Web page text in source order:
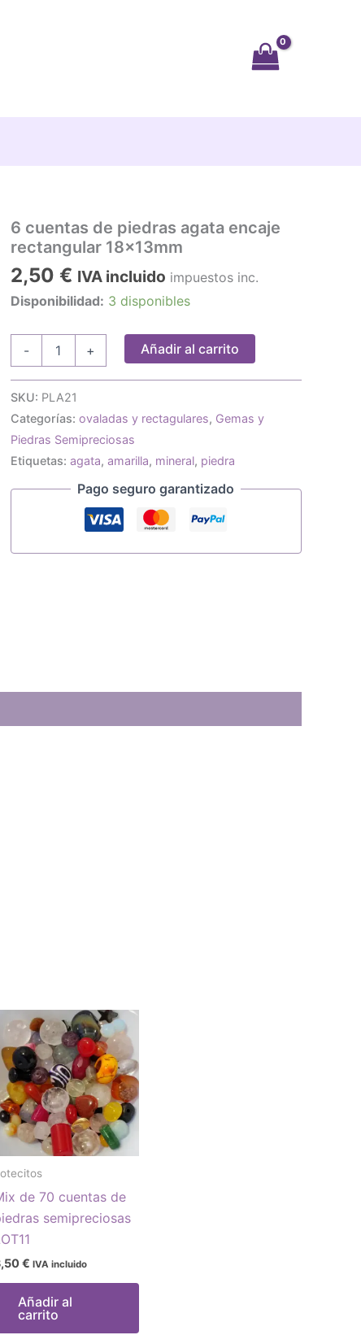
6 cuentas de piedras agata encaje
rectangular 18x13mm
2,50 € IVA incluido impuestos inc.
Disponibilidad: 3 disponibles
-
piedras
agata
encaje
rectangular
18x13mm
cantidad
+ Añadir al carrito
SKU: PLA21
Categorías: ovaladas y rectagulares, Gemas y
Piedras Semipreciosas
Etiquetas: agata, amarilla, mineral, piedra
Pago seguro garantizado
de 70 cuentas de
semipreciosas
€ IVA incluido
Añadir al
carrito